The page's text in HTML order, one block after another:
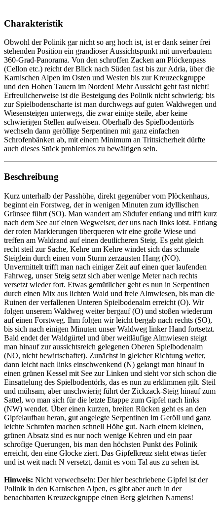
Charakteristik
Obwohl der Polinik gar nicht so arg hoch ist, ist er dank seiner frei
stehenden Position ein grandioser Aussichtspunkt mit unverbautem
360-Grad-Panorama. Von den schroffen Zacken am Plöckenpass
(Cellon etc.) reicht der Blick nach Süden fast bis zur Adria, über die
Karnischen Alpen im Osten und Westen bis zur Kreuzeckgruppe
und den Hohen Tauern im Norden! Mehr Aussicht geht fast nicht!
Erfreulicherweise ist die Besteigung des Polinik nicht schwierig: bis
zur Spielbodenscharte ist man durchwegs auf guten Waldwegen und
Wiesensteigen unterwegs, die zwar einige steile, aber keine
schwierigen Stellen aufweisen. Oberhalb des Spielbodentörls
wechseln dann geröllige Serpentinen mit ganz einfachen
Schrofenbänken ab, mit einem Minimum an Trittsicherheit dürfte
auch dieses Stück problemlos zu bewältigen sein.
Beschreibung
Kurz unterhalb der Passhöhe, direkt gegenüber vom Plöckenhaus,
beginnt ein Forstweg, der in wenigen Minuten zum idyllischen
Grünsee führt (SO). Man wandert am Südufer entlang und trifft kurz
nach dem See auf einen Wegweiser, der uns nach links lotst. Entlang
der roten Markierungen überqueren wir eine große Wiese und
treffen am Waldrand auf einen deutlicheren Steig. Es geht gleich
recht steil zur Sache, Kehre um Kehre windet sich das schmale
Steiglein durch einen vom Sturm zerzausten Hang (NO).
Unvermittelt trifft man nach einiger Zeit auf einen quer laufenden
Fahrweg, unser Steig setzt sich aber wenige Meter nach rechts
versetzt wieder fort. Etwas gemütlicher geht es nun in Serpentinen
durch einen Mix aus lichten Wald und freie Almwiesen, bis man die
Ruinen der verfallenen Unteren Spielbodenalm erreicht (O). Wir
folgen unserem Waldweg weiter bergauf (O) und stoßen wiederum
auf einen Forstweg. Ihm folgen wir leicht bergab nach rechts (SO),
bis sich nach einigen Minuten unser Waldweg linker Hand fortsetzt.
Bald endet der Waldgürtel und über weitläufige Almwiesen steigt
man hinauf zur aussichtsreich gelegenen Oberen Spielbodenalm
(NO, nicht bewirtschaftet). Zunächst in gleicher Richtung weiter,
dann leicht nach links einschwenkend (N) gelangt man hinauf in
einen grünen Kessel mit See zur Linken und sieht vor sich schon die
Einsattelung des Spielbodentörls, das es nun zu erklimmen gilt. Steil
und mühsam, aber unschwierig führt der Zickzack-Steig hinauf zum
Sattel, wo man sich für die letzte Etappe zum Gipfel nach links
(NW) wendet. Über einen kurzen, breiten Rücken geht es an den
Gipfelaufbau heran, gut angelegte Serpentinen im Geröll und ganz
leichte Schrofen machen schnell Höhe gut. Nach einem kleinen,
grünen Absatz sind es nur noch wenige Kehren und ein paar
schrofige Querungen, bis man den höchsten Punkt des Polinik
erreicht, den eine Glocke ziert. Das Gipfelkreuz steht etwas tiefer
und ist weit nach N versetzt, damit es vom Tal aus zu sehen ist.
Hinweis: Nicht verwechseln: Der hier beschriebene Gipfel ist der
Polinik in den Karnischen Alpen, es gibt aber auch in der
benachbarten Kreuzeckgruppe einen Berg gleichen Namens!